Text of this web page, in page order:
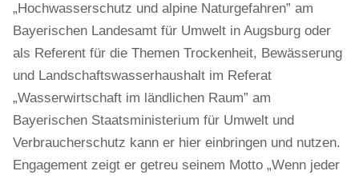
„Hochwasserschutz und alpine Naturgefahren” am
Bayerischen Landesamt für Umwelt in Augsburg oder
als Referent für die Themen Trockenheit, Bewässerung
und Landschaftswasserhaushalt im Referat
„Wasserwirtschaft im ländlichen Raum” am
Bayerischen Staatsministerium für Umwelt und
Verbraucherschutz kann er hier einbringen und nutzen.
Engagement zeigt er getreu seinem Motto „Wenn jeder